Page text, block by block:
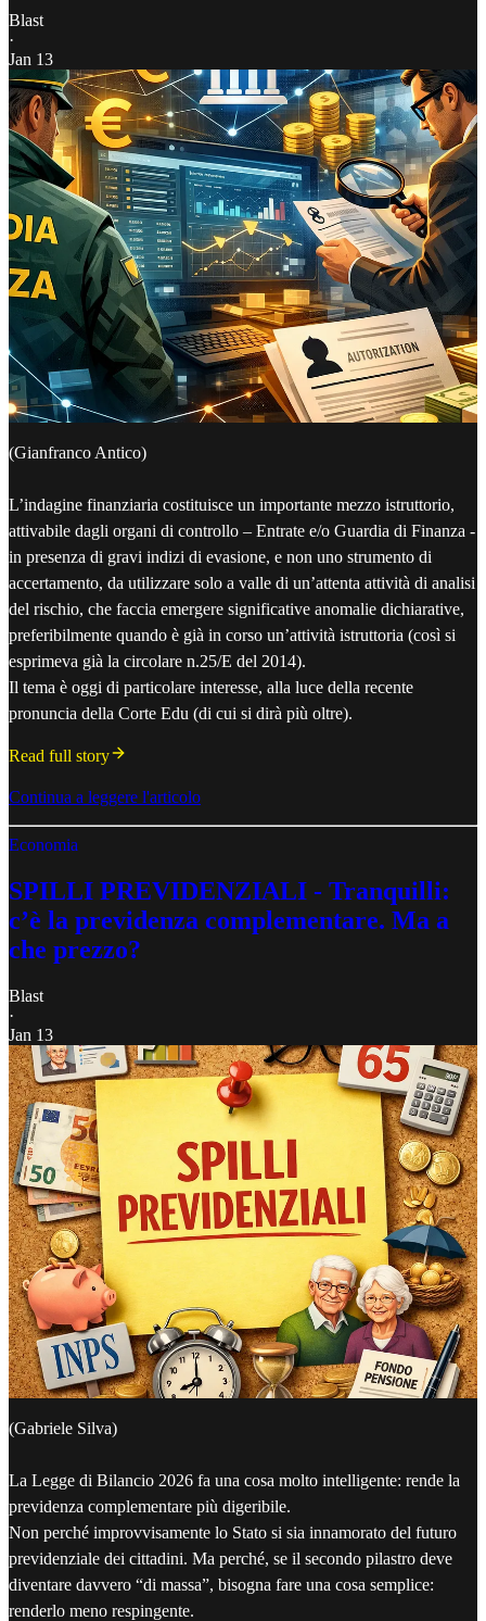
Blast
·
Jan 13
(Gianfranco Antico)
L’indagine finanziaria costituisce un importante mezzo istruttorio,
attivabile dagli organi di controllo – Entrate e/o Guardia di Finanza -
in presenza di gravi indizi di evasione, e non uno strumento di
accertamento, da utilizzare solo a valle di un’attenta attività di analisi
del rischio, che faccia emergere significative anomalie dichiarative,
preferibilmente quando è già in corso un’attività istruttoria (così si
esprimeva già la circolare n.25/E del 2014).
Il tema è oggi di particolare interesse, alla luce della recente
pronuncia della Corte Edu (di cui si dirà più oltre).
Read full story
Continua a leggere l'articolo
Economia
SPILLI PREVIDENZIALI - Tranquilli:
c’è la previdenza complementare. Ma a
che prezzo?
Blast
·
Jan 13
(Gabriele Silva)
La Legge di Bilancio 2026 fa una cosa molto intelligente: rende la
previdenza complementare più digeribile.
Non perché improvvisamente lo Stato si sia innamorato del futuro
previdenziale dei cittadini. Ma perché, se il secondo pilastro deve
diventare davvero “di massa”, bisogna fare una cosa semplice:
renderlo meno respingente.